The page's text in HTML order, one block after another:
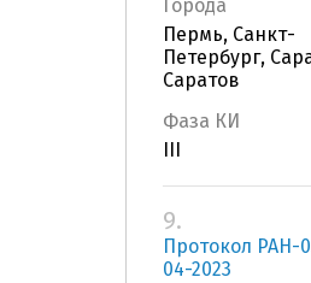
Города
Пермь, Санкт-
Петербург,
Саратов
Фаза КИ
9.
Протокол РАН-
04-2023